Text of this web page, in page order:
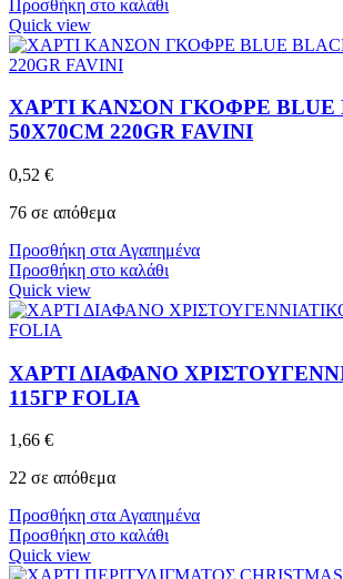
Προσθήκη στο καλάθι
Quick view
ΧΑΡΤΙ ΚΑΝΣΟΝ ΓΚΟΦΡΕ BLUE
50X70CM 220GR FAVINI
0,52 €
76 σε απόθεμα
Προσθήκη στα Αγαπημένα
Προσθήκη στο καλάθι
Quick view
ΧΑΡΤΙ ΔΙΑΦΑΝΟ
115ΓΡ FOLIA
1,66 €
22 σε απόθεμα
Προσθήκη στα Αγαπημένα
Προσθήκη στο καλάθι
Quick view